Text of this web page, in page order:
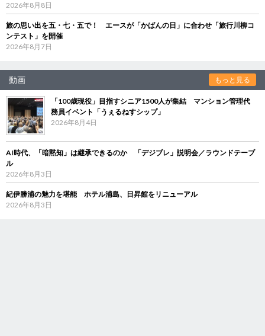
2026年8月8日
旅の思い出を五・七・五で！ エースが「かばんの日」に合わせ「旅行川柳コ
ンテスト」を開催
2026年8月7日
動画 もっと見る
「100歳現役」目指すシニア1500人が集結 マンション管理代
務員イベント「うぇるねすシップ」
2026年8月4日
AI時代、「暗黙知」は継承できるのか 「デジブレ」説明会／ラウンドテーブ
ル
2026年8月3日
紀伊勝浦の魅力を堪能 ホテル浦島、日昇館をリニューアル
2026年8月3日